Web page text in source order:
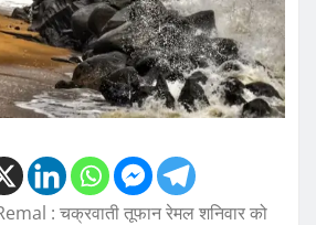
: चक्रवाती तूफान रेमल शनिवार को